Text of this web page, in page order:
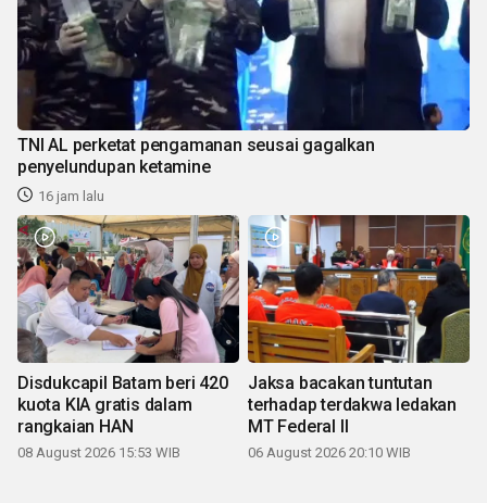
TNI AL perketat pengamanan seusai gagalkan
penyelundupan ketamine
16 jam lalu
Disdukcapil Batam beri 420
kuota KIA gratis dalam
rangkaian HAN
08 August 2026 15:53 WIB
Jaksa bacakan tuntutan
terhadap terdakwa ledakan
MT Federal II
06 August 2026 20:10 WIB